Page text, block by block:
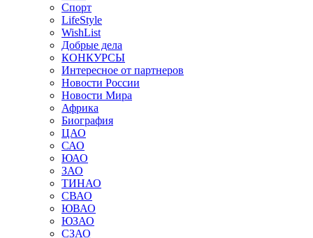
Спорт
LifeStyle
WishList
Добрые дела
КОНКУРСЫ
Интересное от партнеров
Новости России
Новости Мира
Африка
Биография
ЦАО
САО
ЮАО
ЗАО
ТИНАО
СВАО
ЮВАО
ЮЗАО
СЗАО